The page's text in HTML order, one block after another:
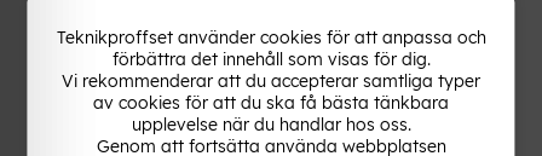
Få de senaste nyheterna, hetaste erbjudandena och
bästa tipsen från oss direkt i din mejlkorg. Signa upp på
vårt nyhetsbrev!
Teknikproffset använder cookies för att anpassa och
förbättra det innehåll som visas för dig.
Vi rekommenderar att du accepterar samtliga typer
av cookies för att du ska få bästa tänkbara
upplevelse när du handlar hos oss.
Genom att fortsätta använda webbplatsen